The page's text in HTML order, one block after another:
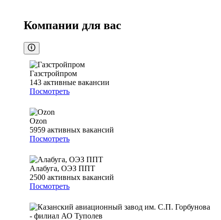
Компании для вас
Газстройпром
143 активные вакансии
Посмотреть
Ozon
5959 активных вакансий
Посмотреть
Алабуга, ОЭЗ ППТ
2500 активных вакансий
Посмотреть